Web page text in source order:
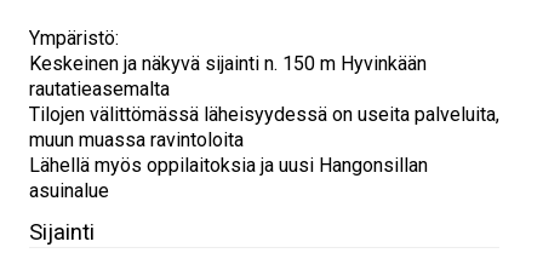
Ympäristö:
Keskeinen ja näkyvä sijainti n. 150 m Hyvinkään
rautatieasemalta
Tilojen välittömässä läheisyydessä on useita palveluita,
muun muassa ravintoloita
Lähellä myös oppilaitoksia ja uusi Hangonsillan
asuinalue
Sijainti